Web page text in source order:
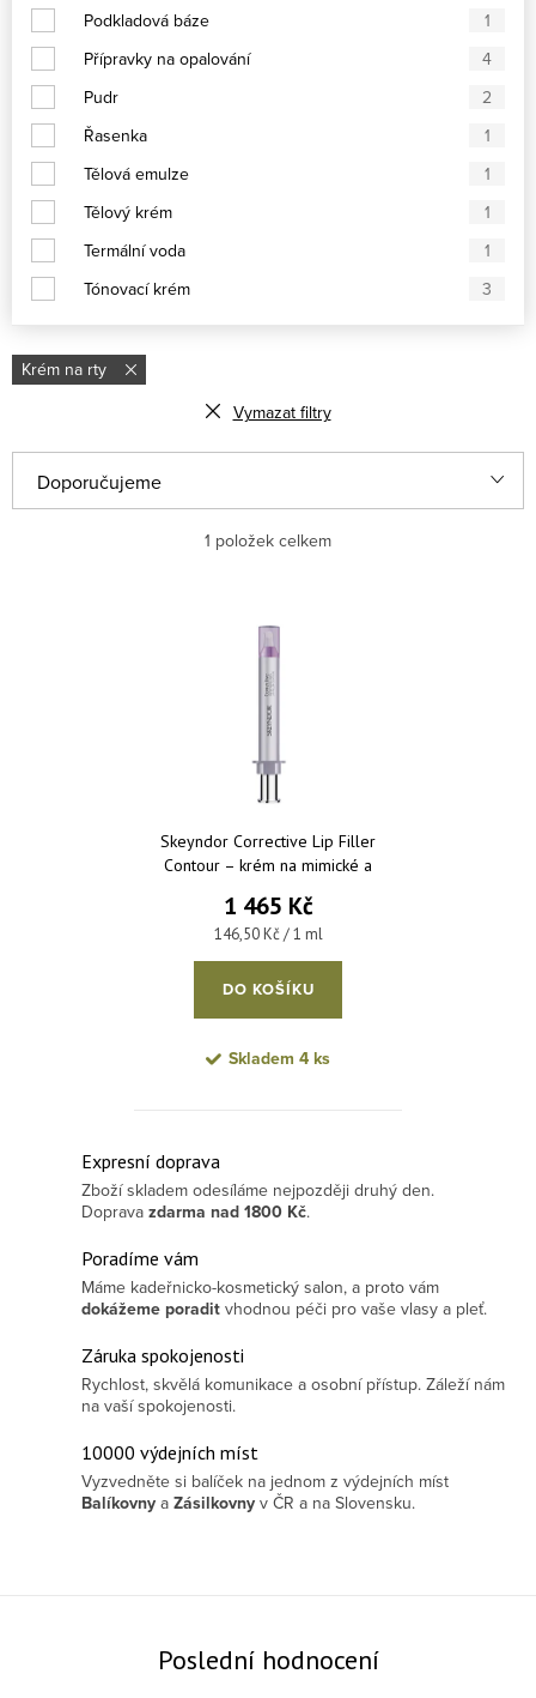
Podkladová báze
1
Přípravky na opalování
4
Pudr
2
Řasenka
1
Tělová emulze
1
Tělový krém
1
Termální voda
1
Tónovací krém
3
Krém na rty
Vymazat filtry
Řazení produktů
Doporučujeme
1 položek celkem
Skeyndor Corrective Lip Filler
Contour – krém na mimické a
1 465 Kč
Měrná cena:
146,50 Kč / 1 ml
DO KOŠÍKU
Skladem 4 ks
Ovládací prvky výpisu
Expresní doprava
Zboží skladem odesíláme nejpozději druhý den.
Doprava zdarma nad 1800 Kč.
Poradíme vám
Máme kadeřnicko-kosmetický salon, a proto vám
dokážeme poradit vhodnou péči pro vaše vlasy a pleť.
Záruka spokojenosti
Rychlost, skvělá komunikace a osobní přístup. Záleží nám
na vaší spokojenosti.
10000 výdejních míst
Vyzvedněte si balíček na jednom z výdejních míst
Balíkovny a Zásilkovny v ČR a na Slovensku.
Poslední hodnocení